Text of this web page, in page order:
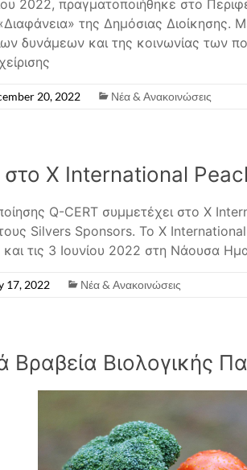
2022, πραγματοποιήθηκε στο
της Δημόσιας
δυνάμεων και της κοινωνίας των
20, 2022 Νέα & Ανακοινώσεις
X International
Q-CERT συμμετέχει στο X
Silvers Sponsors. Το X
τις 3 Ιουνίου 2022 στη Νάουσα
17, 2022 Νέα & Ανακοινώσεις
Βραβεία Βιολογικής